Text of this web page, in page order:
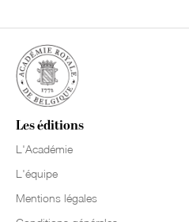
Les éditions
L'Académie
L'équipe
Mentions légales